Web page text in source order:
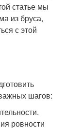
статье мы
из бруса,
с этой
шагов:
ровности